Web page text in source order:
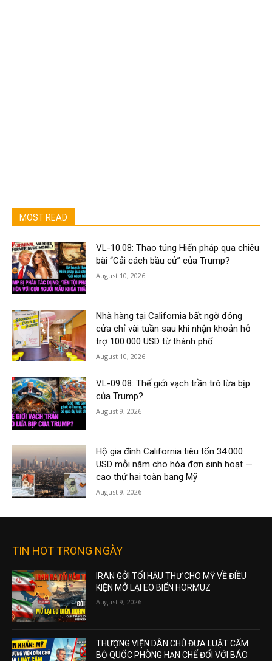
MOST READ
VL-10.08: Thao túng Hiến pháp qua chiêu
bài “Cải cách bầu cử” của Trump?
August 10, 2026
Nhà hàng tại California bất ngờ đóng
cửa chỉ vài tuần sau khi nhận khoản hỗ
trợ 100.000 USD từ thành phố
August 10, 2026
VL-09.08: Thế giới vạch trần trò lừa bịp
của Trump?
August 9, 2026
Hộ gia đình California tiêu tốn 34.000
USD mỗi năm cho hóa đơn sinh hoạt —
cao thứ hai toàn bang Mỹ
August 9, 2026
TIN HOT TRONG NGÀY
IRAN GỞI TỐI HẬU THƯ CHO MỸ VỀ ĐIỀU
KIỆN MỞ LẠI EO BIỂN HORMUZ
August 9, 2026
THƯỢNG VIỆN DÂN CHỦ ĐƯA LUẬT CẤM
BỘ QUỐC PHÒNG HẠN CHẾ ĐỐI VỚI BÁO